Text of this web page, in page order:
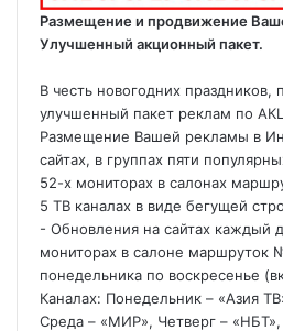
Размещение и продвижение
Улучшенный акционный пакет.
В честь новогодних праздников,
улучшенный пакет реклам по
Размещение Вашей рекламы в
сайтах, в группах пяти
52-х мониторах в салонах
5 ТВ каналах в виде бегущей
- Обновления на сайтах каждый
мониторах в салоне маршруток
понедельника по воскресенье
Каналах: Понедельник – «Азия
Среда – «МИР», Четверг –